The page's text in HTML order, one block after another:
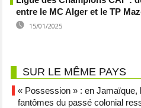
entre le MC Alger et le TP
15/01/2025
SUR LE MÊME PAYS
« Possession » : en Jamaïque,
fantômes du passé colonial